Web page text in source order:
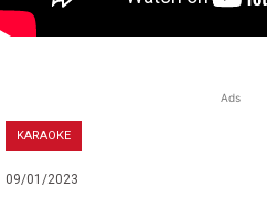
Ads
KARAOKE
09/01/2023